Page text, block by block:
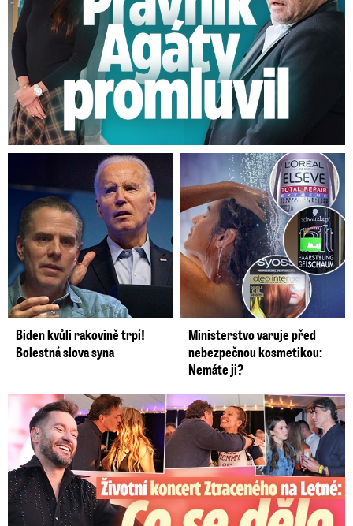
Měsíční výhled vyjadřuje celkový
charakter počasí, nepostihuje proto všechny
možné výkyvy, upozorňuje ČHMÚ.Úspěšnost
výhledu se podle meteorologů pohybuje u
teplot kolem 75 procent, u srážek kolem 65
procent.Předpověď na třetí a čtvrtý týden se
často blíží dlouhodobým klimatickým
hodnotám pro příslušná období.
Video se připravuje ...
Počasí: Čeká nás slunečný víkend, mírně se ochladí
Zdroj: Dagmar Honsová
Biden kvůli rakovině trpí!
Bolestná slova syna
Ministerstvo varuje před
nebezpečnou kosmetikou:
Nemáte ji?
Koncert Ztraceného na Letné: Jágr přišel s Dominikou, ale...